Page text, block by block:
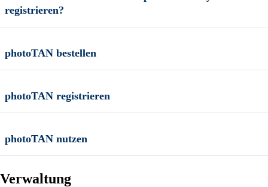
registrieren?
photoTAN bestellen
photoTAN registrieren
photoTAN nutzen
Verwaltung